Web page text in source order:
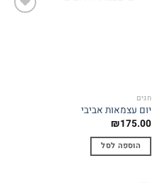
חגים
יום עצמאות אביבי
₪175.00
הוספה לסל